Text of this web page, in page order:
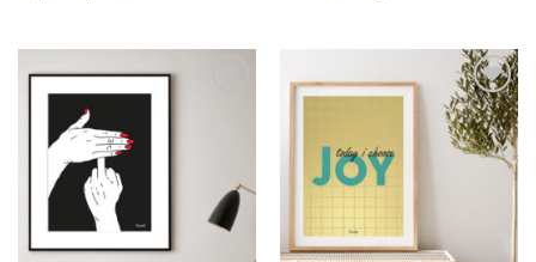
Add to
Wishlist